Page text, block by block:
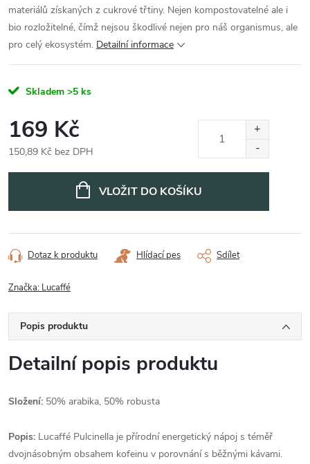
materiálů získaných z cukrové třtiny. Nejen kompostovatelné ale i
bio rozložitelné, čímž nejsou škodlivé nejen pro náš organismus, ale
pro celý ekosystém. Detailní informace
Skladem >5 ks
169 Kč
150,89 Kč bez DPH
VLOŽIT DO KOŠÍKU
Dotaz k produktu Hlídací pes Sdílet
Značka: Lucaffé
Popis produktu
Detailní popis produktu
Složení: 50% arabika, 50% robusta
Popis: Lucaffé Pulcinella je přírodní energetický nápoj s téměř
dvojnásobným obsahem kofeinu v porovnání s běžnými kávami.